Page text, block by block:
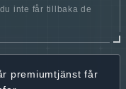
inte får tillbaka de
premiumtjänst får